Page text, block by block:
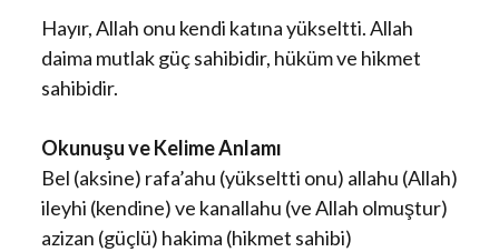
Ezidilik
Hinduizm
Hayır, Allah onu kendi katına yükseltti. Allah
daima mutlak güç sahibidir, hüküm ve hikmet
sahibidir.
Okunuşu ve Kelime Anlamı
Bel (aksine) rafa’ahu (yükseltti onu) allahu (Allah)
ileyhi (kendine) ve kanallahu (ve Allah olmuştur)
azizan (güçlü) hakima (hikmet sahibi)